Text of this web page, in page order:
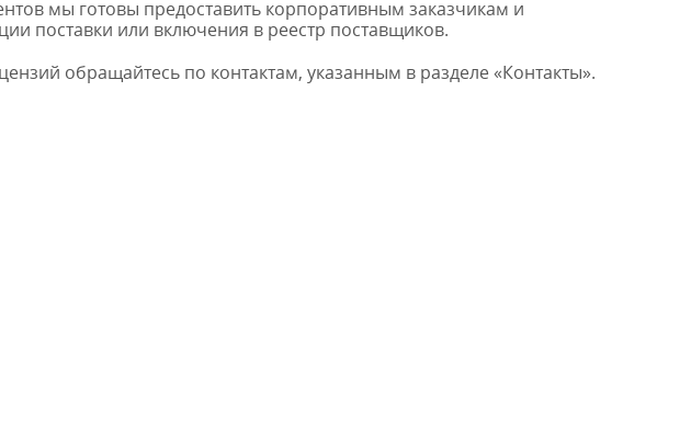
мы готовы предоставить корпоративным заказчикам и
поставки или включения в реестр поставщиков.
обращайтесь по контактам, указанным в разделе «Контакты».